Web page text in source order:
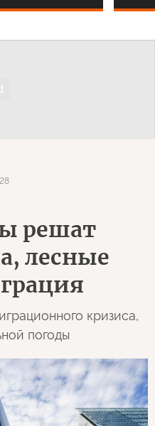
решат
лесные
кризиса,
погоды